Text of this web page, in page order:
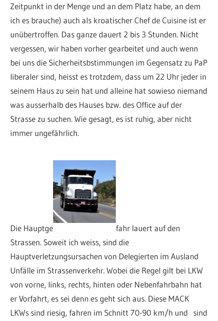
Zeitpunkt in der Menge und an dem Platz habe, an dem
ich es brauche) auch als kroatischer Chef de Cuisine ist er
unübertroffen. Das ganze dauert 2 bis 3 Stunden. Nicht
vergessen, wir haben vorher gearbeitet und auch wenn
bei uns die Sicherheitsbstimmungen im Gegensatz zu PaP
liberaler sind, heisst es trotzdem, dass um 22 Uhr jeder in
seinem Haus zu sein hat und alleine hat sowieso niemand
was ausserhalb des Hauses bzw. des Office auf der
Strasse zu suchen. Wie gesagt, es ist ruhig, aber nicht
immer ungefährlich.
Die Hauptge
fahr lauert auf den
Strassen. Soweit ich weiss, sind die
Hauptverletzungsursachen von Delegierten im Ausland
Unfälle im Strassenverkehr. Wobei die Regel gilt bei LKW
von vorne, links, rechts, hinten oder Nebenfahrbahn hat
er Vorfahrt, es sei denn es geht sich aus. Diese MACK
LKWs sind riesig, fahren im Schnitt 70-90 km/h und sind